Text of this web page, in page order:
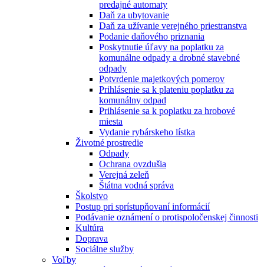
predajné automaty
Daň za ubytovanie
Daň za užívanie verejného priestranstva
Podanie daňového priznania
Poskytnutie úľavy na poplatku za
komunálne odpady a drobné stavebné
odpady
Potvrdenie majetkových pomerov
Prihlásenie sa k plateniu poplatku za
komunálny odpad
Prihlásenie sa k poplatku za hrobové
miesta
Vydanie rybárskeho lístka
Životné prostredie
Odpady
Ochrana ovzdušia
Verejná zeleň
Štátna vodná správa
Školstvo
Postup pri sprístupňovaní informácií
Podávanie oznámení o protispoločenskej činnosti
Kultúra
Doprava
Sociálne služby
Voľby